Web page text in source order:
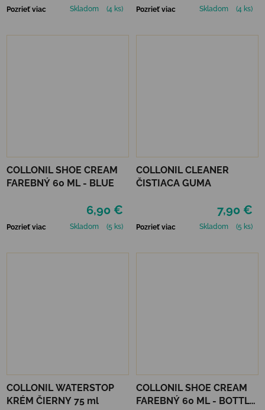
Pozrieť viac Skladom (4 ks) Pozrieť viac Skladom (4 ks)
COLLONIL SHOE CREAM
FAREBNÝ 60 ML - BLUE
6,90 €
Pozrieť viac Skladom (5 ks)
COLLONIL CLEANER
ČISTIACA GUMA
7,90 €
Pozrieť viac Skladom (5 ks)
COLLONIL WATERSTOP
KRÉM ČIERNY 75 ml
COLLONIL SHOE CREAM
FAREBNÝ 60 ML - BOTTLE